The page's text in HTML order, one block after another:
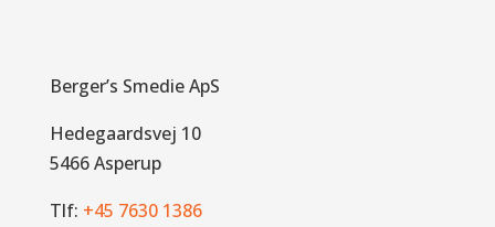
Berger’s Smedie ApS
Hedegaardsvej 10
5466 Asperup
Tlf: +45 7630 1386